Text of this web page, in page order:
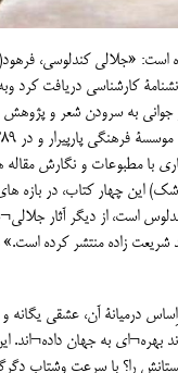
ناری¬کا)؛ پارپیرار3(شیوَنگ)؛
وحید شریعت زاده منتشر کرده
درمیانۀ آن، عشقی
به جهان داده¬اند.
را؟ با سرعت وشتاب